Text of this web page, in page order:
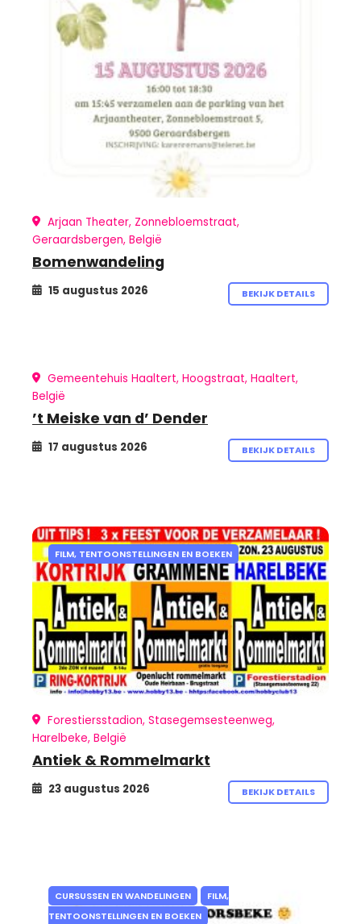
Arjaan Theater, Zonnebloemstraat,
Geraardsbergen, België
Bomenwandeling
15 augustus 2026 BEKIJK DETAILS
Gemeentehuis Haaltert, Hoogstraat, Haaltert,
België
’t Meiske van d’ Dender
17 augustus 2026 BEKIJK DETAILS
FILM, TENTOONSTELLINGEN EN BOEKEN
Forestiersstadion, Stasegemsesteenweg,
Harelbeke, België
Antiek & Rommelmarkt
23 augustus 2026 BEKIJK DETAILS
CURSUSSEN EN WANDELINGEN
FILM,
TENTOONSTELLINGEN EN BOEKEN